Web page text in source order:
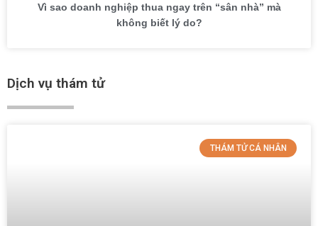
Vì sao doanh nghiệp thua ngay trên “sân nhà” mà
không biết lý do?
Dịch vụ thám tử
THÁM TỬ CÁ NHÂN